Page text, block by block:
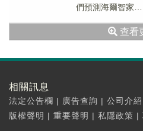
們預測海爾智家
同比增長29....查看
相關訊息
法定公告欄 | 廣告查詢 | 公司介紹
版權聲明 | 重要聲明 | 私隱政策 |